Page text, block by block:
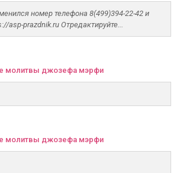
номер телефона 8(499)394-22-42 и
asp-prazdnik.ru Отредактируйте...
молитвы джозефа мэрфи
молитвы джозефа мэрфи